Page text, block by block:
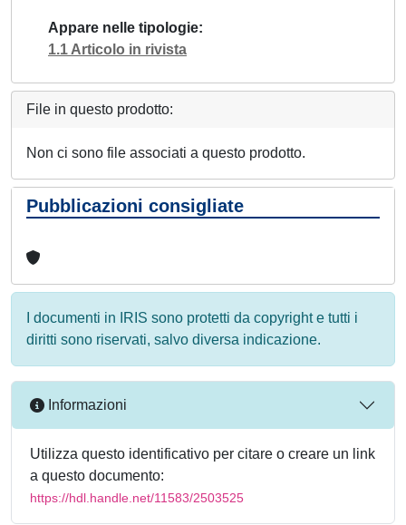
Appare nelle tipologie
1.1 Articolo in rivista
File in questo prodotto:
Non ci sono file associati a questo prodotto.
Pubblicazioni consigliate
I documenti in IRIS sono protetti da copyright e tutti i
diritti sono riservati, salvo diversa indicazione.
Informazioni
Utilizza questo identificativo per citare o creare un link
a questo documento:
https://hdl.handle.net/11583/2503525